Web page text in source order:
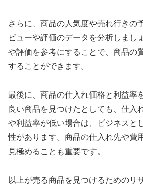
さらに、商品の人気度や売れ行きの
ビューや評価のデータを分析しまし
や評価を参考にすることで、商品の
することができます。
最後に、商品の仕入れ価格と利益率
良い商品を見つけたとしても、仕入
や利益率が低い場合は、ビジネスと
性があります。商品の仕入れ先や費
見極めることも重要です。
以上が売る商品を見つけるためのリ